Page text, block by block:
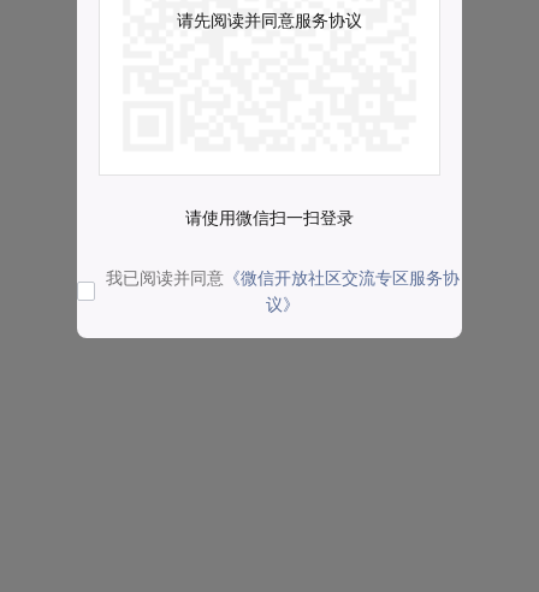
请先阅读并同意服务协议
请使用微信扫一扫登录
我已阅读并同意 《微信开放社区交流专区服务协
议》